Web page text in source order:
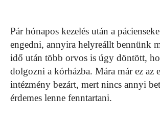
Pár hónapos kezelés után a
engedni, annyira helyreállt bennünk
idő után több orvos is úgy döntött,
dolgozni a kórházba. Mára már ez az
intézmény bezárt, mert nincs annyi
érdemes lenne fenntartani.